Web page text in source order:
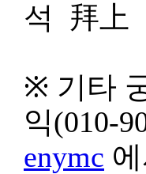
석 拜上
※ 기타
익(010-
enymc